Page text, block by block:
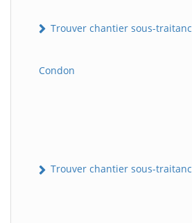
Trouver chantier sous-
Condon
Trouver chantier sous-